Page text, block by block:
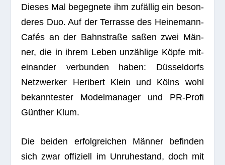
Die­ses Mal begeg­nete ihm zufäl­lig ein beson­
de­res Duo. Auf der Ter­rasse des Hei­ne­mann-
Cafés an der Bahn­straße saßen zwei Män­
ner, die in ihrem Leben unzäh­lige Köpfe mit­
ein­an­der ver­bun­den haben: Düs­sel­dorfs
Netz­wer­ker Heri­bert Klein und Kölns wohl
bekann­tes­ter Model­ma­na­ger und PR-Profi
Gün­ther Klum.
Die bei­den erfolg­rei­chen Män­ner befin­den
sich zwar offi­zi­ell im Unru­he­stand, doch mit